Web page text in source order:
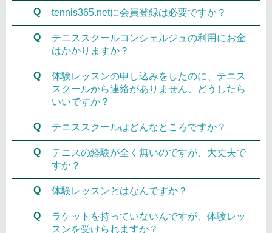
Q tennis365.netに会員登録は必要ですか？
Q
テニススクールコンシェルジュの利用にお金
はかかりますか？
Q
体験レッスンの申し込みをしたのに、テニス
スクールから連絡がありません、どうしたら
いいですか？
Q テニススクールはどんなところですか？
Q
テニスの経験が全く無いのですが、大丈夫で
すか？
Q 体験レッスンとはなんですか？
Q
ラケットを持っていないんですが、体験レッ
スンを受けられますか？